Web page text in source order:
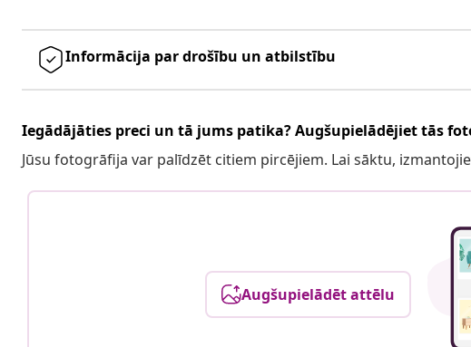
Informācija par drošību un atbilstību
Iegādājāties preci un tā jums patika? Augšupielādējiet tās
Jūsu fotogrāfija var palīdzēt citiem pircējiem. Lai sāktu,
Augšupielādēt attēlu